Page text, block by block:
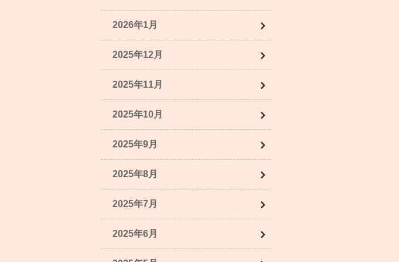
2026年1月
2025年12月
2025年11月
2025年10月
2025年9月
2025年8月
2025年7月
2025年6月